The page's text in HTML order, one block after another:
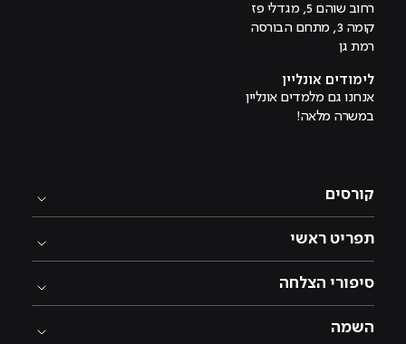
רחוב שוהם 5, מגדלי פז
קומה 3, מתחם הבורסה
רמת גן
לימודים אונליין
אנחנו גם מלמדים אונליין
במשרה מלאה!
קורסים
תפריט ראשי
סיפורי הצלחה
השמה